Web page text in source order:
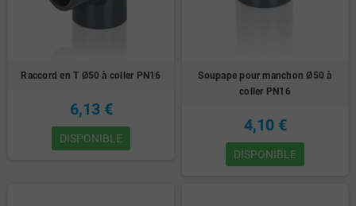
Raccord en T Ø50 à coller PN16
6,13 €
DISPONIBLE
Soupape pour manchon Ø50 à
coller PN16
4,10 €
DISPONIBLE